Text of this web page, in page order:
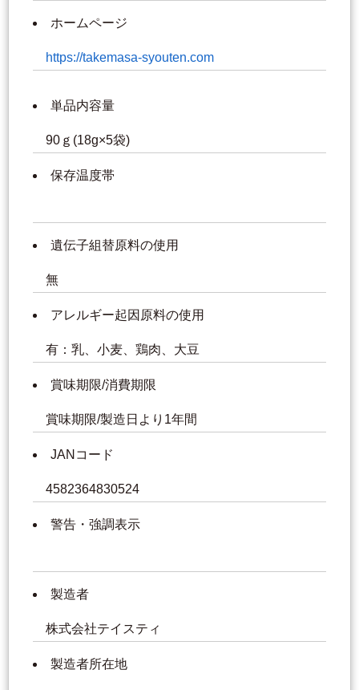
ホームページ
https://takemasa-syouten.com
単品内容量
90ｇ(18g×5袋)
保存温度帯
遺伝子組替原料の使用
無
アレルギー起因原料の使用
有：乳、小麦、鶏肉、大豆
賞味期限/消費期限
賞味期限/製造日より1年間
JANコード
4582364830524
警告・強調表示
製造者
株式会社テイスティ
製造者所在地